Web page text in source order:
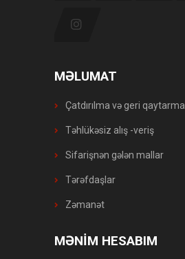
MƏLUMAT
Çatdırılma və geri qaytarma
Təhlükəsiz alış -veriş
Sifarişnən gələn mallar
Tərəfdaşlar
Zəmanət
MƏNİM HESABIM